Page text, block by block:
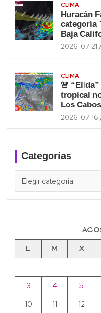
CLIMA
Huracán
categoría
Baja
2026-07-21
CLIMA
🚨
tropical
Los
2026-07-16
Categorías
L
M X
3
4 5
10
11 12